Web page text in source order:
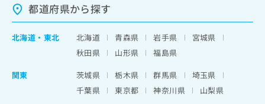
都道府県から探す
北海道 ・ 東北 北海道 青森県 岩手県
宮城県
秋田県
山形県
福島県
関東
茨城県 栃木県 群馬県
埼玉県
千葉県
東京都 神奈川県
山梨県